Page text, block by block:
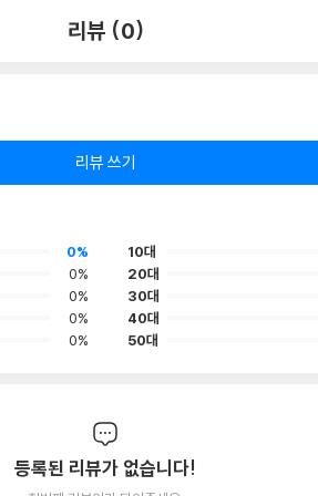
리뷰 (0)
리뷰 쓰기
0%
0%
0%
0%
0%
10대
20대
30대
40대
50대
등록된 리뷰가 없습니다!